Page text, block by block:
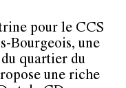
pour le CCS
Bourgeois, une
quartier du
une riche